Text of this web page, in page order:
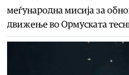
меѓународна мисија за
движење во Ормуската